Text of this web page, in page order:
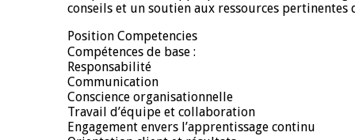
conseils et un soutien aux ressources pertinentes
Position Competencies
Compétences de base :
Responsabilité
Communication
Conscience organisationnelle
Travail d’équipe et collaboration
Engagement envers l’apprentissage continu